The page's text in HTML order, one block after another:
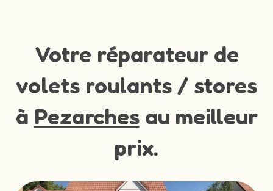
Votre réparateur de
volets roulants / stores
à Pezarchesau meilleur
prix.